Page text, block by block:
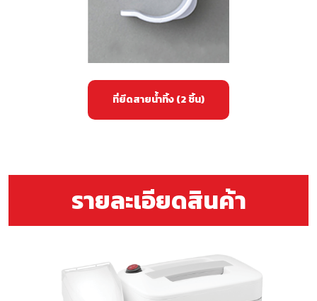
ที่ยึดสายน้ำทิ้ง (2 ชิ้น)
รายละเอียดสินค้า